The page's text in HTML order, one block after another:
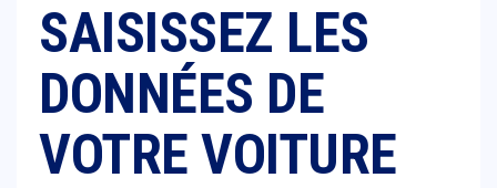
SAISISSEZ LES
DONNÉES DE
VOTRE VOITURE